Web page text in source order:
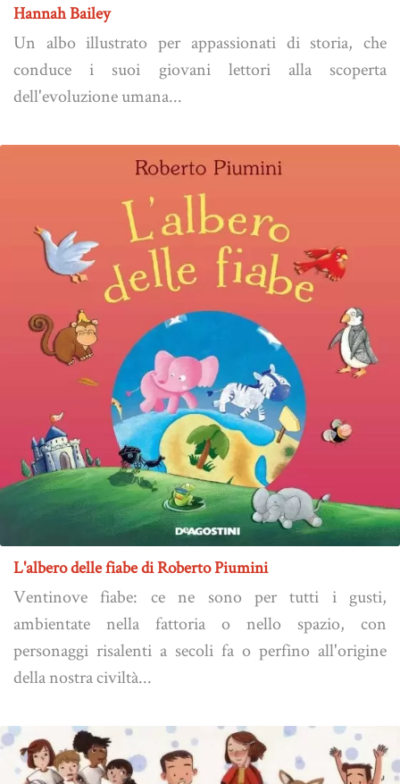
Hannah Bailey
Un albo illustrato per appassionati di storia, che
conduce i suoi giovani lettori alla scoperta
dell'evoluzione umana...
L'albero delle fiabe di Roberto Piumini
Ventinove fiabe: ce ne sono per tutti i gusti,
ambientate nella fattoria o nello spazio, con
personaggi risalenti a secoli fa o perfino all'origine
della nostra civiltà...